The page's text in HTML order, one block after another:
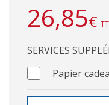
26,85€
SERVICES
Papier